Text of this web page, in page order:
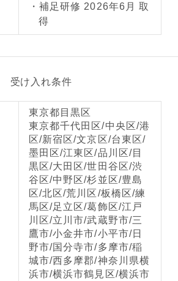
補足研修 2026年6月 取
得
受け入れ条件
東京都目黒区
東京都千代田区/中央区/港
区/新宿区/文京区/台東区/
墨田区/江東区/品川区/目
黒区/大田区/世田谷区/渋
谷区/中野区/杉並区/豊島
区/北区/荒川区/板橋区/練
馬区/足立区/葛飾区/江戸
川区/立川市/武蔵野市/三
鷹市/小金井市/小平市/日
野市/国分寺市/多摩市/稲
城市/西多摩郡/神奈川県横
浜市/横浜市鶴見区/横浜市